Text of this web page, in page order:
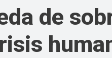
Primera
de